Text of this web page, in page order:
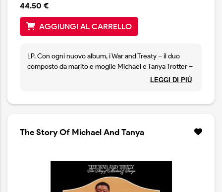
44.50 €
AGGIUNGI AL CARRELLO
LP. Con ogni nuovo album, i War and Treaty – il duo
composto da marito e moglie Michael e Tanya Trotter –
trasportano la loro musica soul su un terreno
Muovendosi tra country, blues e southern soul, il disco
include ospiti illustri come Whoopi Goldberg, Valerie
LEGGI DI PIÙ
The Story Of Michael And Tanya